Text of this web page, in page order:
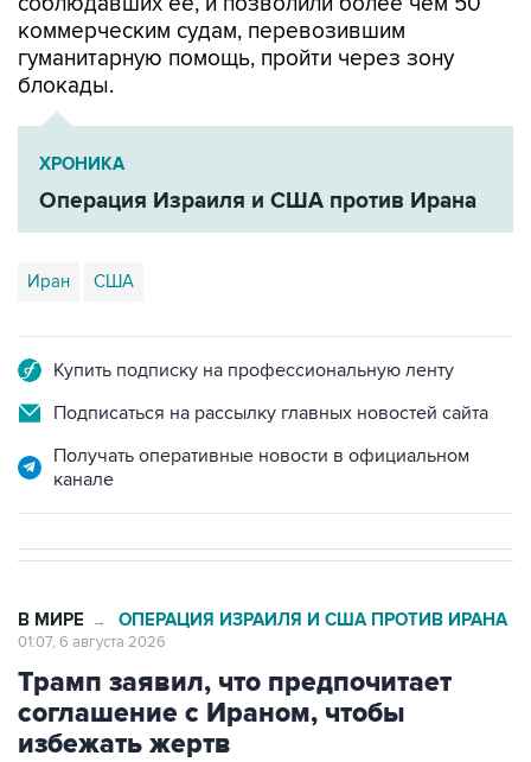
коммерческим судам, перевозившим
гуманитарную помощь, пройти через зону
блокады.
ХРОНИКА
Операция Израиля и США против Ирана
Иран США
Купить подписку на профессиональную ленту
Подписаться на рассылку главных новостей сайта
Получать оперативные новости в официальном
канале
В МИРЕ → ОПЕРАЦИЯ ИЗРАИЛЯ И США ПРОТИВ ИРАНА
01:07, 6 августа 2026
Трамп заявил, что предпочитает
соглашение с Ираном, чтобы
избежать жертв